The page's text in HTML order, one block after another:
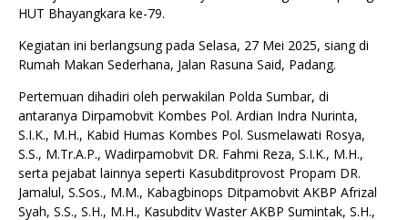
HUT Bhayangkara ke-79.
Kegiatan ini berlangsung pada Selasa, 27 Mei 2025, siang di
Rumah Makan Sederhana, Jalan Rasuna Said, Padang.
Pertemuan dihadiri oleh perwakilan Polda Sumbar, di
antaranya Dirpamobvit Kombes Pol. Ardian Indra Nurinta,
S.I.K., M.H., Kabid Humas Kombes Pol. Susmelawati Rosya,
S.S., M.Tr.A.P., Wadirpamobvit DR. Fahmi Reza, S.I.K., M.H.,
serta pejabat lainnya seperti Kasubditprovost Propam DR.
Jamalul, S.Sos., M.M., Kabagbinops Ditpamobvit AKBP Afrizal
Syah, S.S., S.H., M.H., Kasubditv Waster AKBP Sumintak, S.H.,